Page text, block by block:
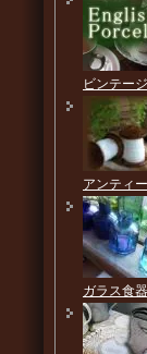
ビンテー
アンティ
ガラス食